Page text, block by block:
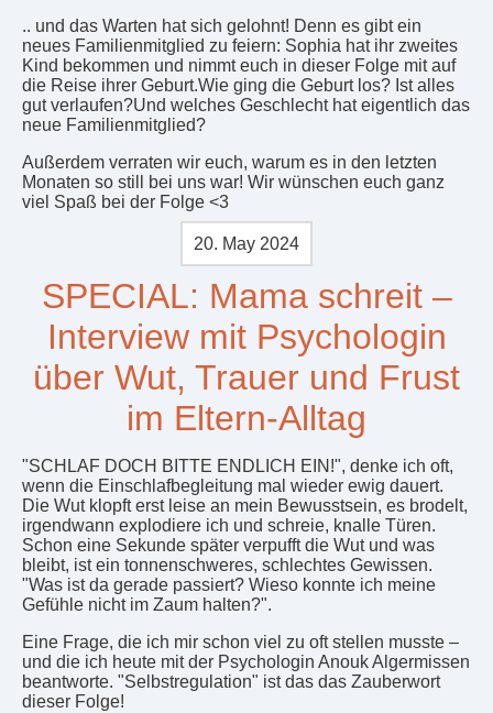
.. und das Warten hat sich gelohnt! Denn es gibt ein
neues Familienmitglied zu feiern: Sophia hat ihr zweites
Kind bekommen und nimmt euch in dieser Folge mit auf
die Reise ihrer Geburt.Wie ging die Geburt los? Ist alles
gut verlaufen?Und welches Geschlecht hat eigentlich das
neue Familienmitglied?
Außerdem verraten wir euch, warum es in den letzten
Monaten so still bei uns war! Wir wünschen euch ganz
viel Spaß bei der Folge <3
20. May 2024
SPECIAL: Mama schreit –
Interview mit Psychologin
über Wut, Trauer und Frust
im Eltern-Alltag
"SCHLAF DOCH BITTE ENDLICH EIN!", denke ich oft,
wenn die Einschlafbegleitung mal wieder ewig dauert.
Die Wut klopft erst leise an mein Bewusstsein, es brodelt,
irgendwann explodiere ich und schreie, knalle Türen.
Schon eine Sekunde später verpufft die Wut und was
bleibt, ist ein tonnenschweres, schlechtes Gewissen.
"Was ist da gerade passiert? Wieso konnte ich meine
Gefühle nicht im Zaum halten?".
Eine Frage, die ich mir schon viel zu oft stellen musste –
und die ich heute mit der Psychologin Anouk Algermissen
beantworte. "Selbstregulation" ist das das Zauberwort
dieser Folge!